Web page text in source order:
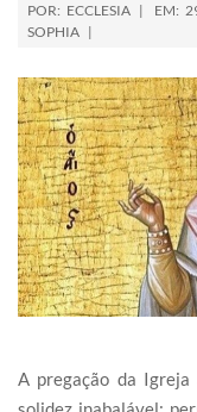
POR: ECCLESIA EM:
SOPHIA
A pregação da Igreja